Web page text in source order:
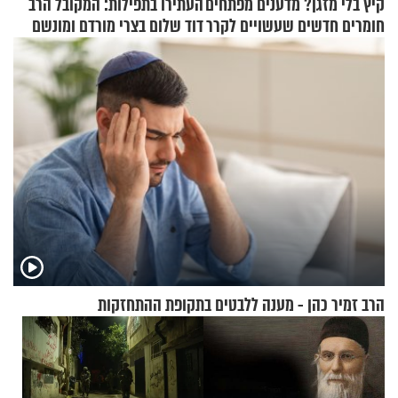
חומרים חדשים שעשויים לקרר
בתים
דוד שלום בצרי מורדם ומונשם
הרב זמיר כהן - מענה ללבטים בתקופת ההתחזקות